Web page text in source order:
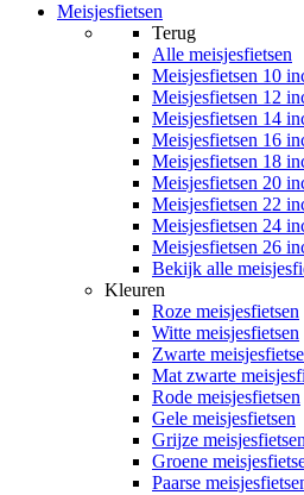
Meisjesfietsen
Terug
Alle meisjesfietsen
Meisjesfietsen 10
Meisjesfietsen 12
Meisjesfietsen 14
Meisjesfietsen 16
Meisjesfietsen 18
Meisjesfietsen 20
Meisjesfietsen 22
Meisjesfietsen 24
Meisjesfietsen 26
Bekijk alle
Kleuren
Roze meisjesfietsen
Witte meisjesfietsen
Zwarte
Mat zwarte
Rode meisjesfietsen
Gele meisjesfietsen
Grijze meisjesfietsen
Groene
Paarse